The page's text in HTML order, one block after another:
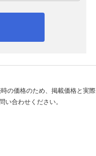
の価格のため、掲載価格と実際
い合わせください。